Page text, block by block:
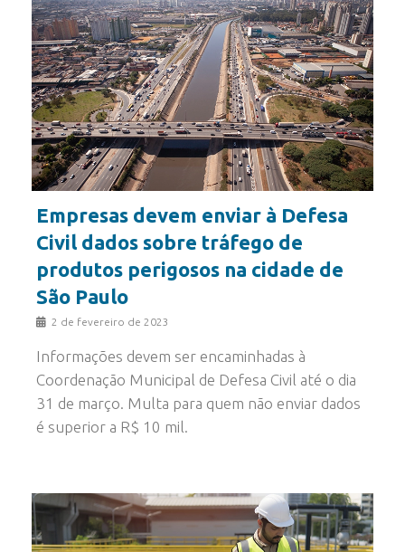
Empresas devem enviar à Defesa
Civil dados sobre tráfego de
produtos perigosos na cidade de
São Paulo
2 de fevereiro de 2023
Informações devem ser encaminhadas à
Coordenação Municipal de Defesa Civil até o dia
31 de março. Multa para quem não enviar dados
é superior a R$ 10 mil.